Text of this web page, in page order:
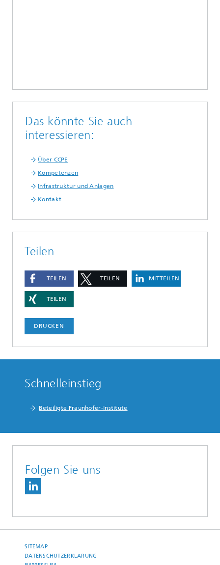
Das könnte Sie auch
interessieren:
Über CCPE
Kompetenzen
Infrastruktur und Anlagen
Kontakt
Teilen
TEILEN TEILEN MITTEILEN
TEILEN
DRUCKEN
Schnelleinstieg
Beteiligte Fraunhofer-Institute
Folgen Sie uns
SITEMAP
DATENSCHUTZERKLÄRUNG